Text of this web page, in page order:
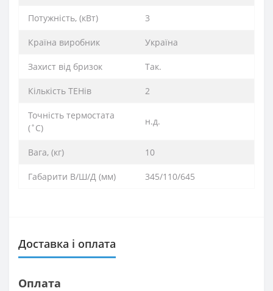
Потужність, (кВт) 3
Країна виробник Україна
Захист від бризок Так.
Кількість ТЕНів 2
Точність термостата
(˚С)
н.д.
Вага, (кг) 10
Габарити В/Ш/Д (мм) 345/110/645
Доставка і оплата
Оплата